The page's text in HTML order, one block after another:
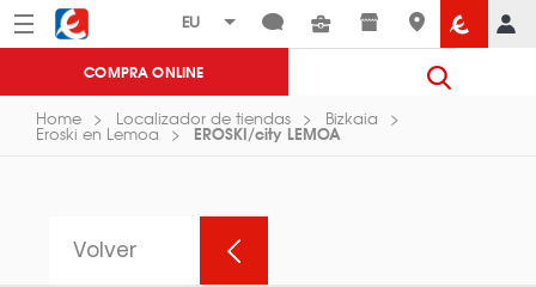
Menú Eroski
COMPRA ONLINE
Home Localizador de tiendas Bizkaia
Eroski en Lemoa EROSKI/city LEMOA
Volver